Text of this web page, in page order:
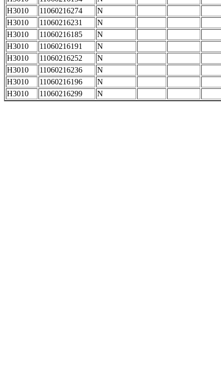
H3010
11060216274
N
H3010
11060216231
N
H3010
11060216185
N
H3010
11060216191
N
H3010
11060216252
N
H3010
11060216236
N
H3010
11060216196
N
H3010
11060216299 N